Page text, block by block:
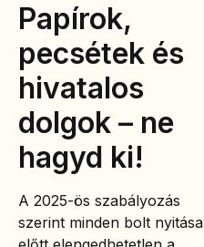
Papírok,
pecsétek és
hivatalos
dolgok – ne
hagyd ki!
A 2025-ös szabályozás
szerint minden bolt nyitása